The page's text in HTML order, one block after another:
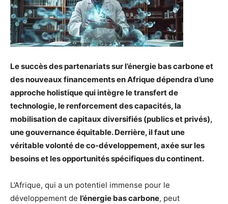
Le succès des partenariats sur l’énergie bas carbone et
des nouveaux financements en Afrique dépendra d’une
approche holistique qui intègre le transfert de
technologie, le renforcement des capacités, la
mobilisation de capitaux diversifiés (publics et privés),
une gouvernance équitable. Derrière, il faut une
véritable volonté de co-développement, axée sur les
besoins et les opportunités spécifiques du continent.
L’Afrique, qui a un potentiel immense pour le
développement de l’énergie bas carbone, peut